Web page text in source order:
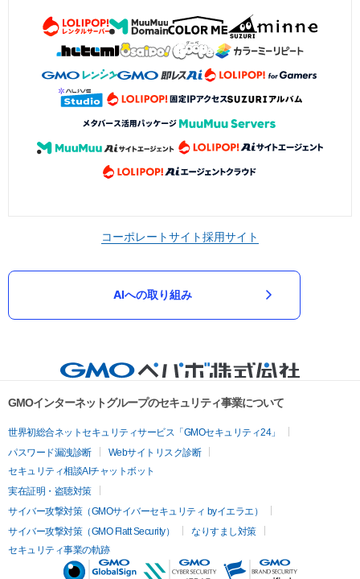
コーポレートサイト採用サイト
AIへの取り組み
GMOインターネットグループのセキュリティ事業について
世界初総合ネットセキュリティサービス「GMOセキュリティ24」
パスワード漏洩診断
Webサイトリスク診断
セキュリティ相談AIチャットボット
実在証明・盗聴対策
サイバー攻撃対策（GMOサイバーセキュリティ byイエラエ）
サイバー攻撃対策（GMO Flatt Security）
なりすまし対策
セキュリティ事業の軌跡